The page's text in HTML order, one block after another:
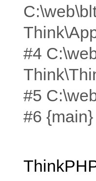
#4
#5
#6 {main}